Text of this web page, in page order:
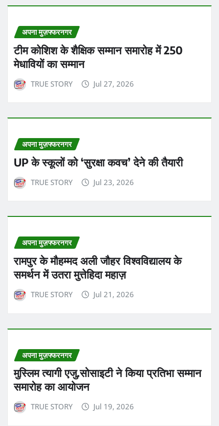
अपना मुज़फ्फरनगर
टीम कोशिश के शैक्षिक सम्मान समारोह में 250
मेधावियों का सम्मान
TRUE STORY Jul 27, 2026
अपना मुज़फ्फरनगर
UP के स्कूलों को ‘सुरक्षा कवच’ देने की तैयारी
TRUE STORY Jul 23, 2026
अपना मुज़फ्फरनगर
रामपुर के मौहम्मद अली जौहर विश्वविद्यालय के
समर्थन में उतरा मुत्तेहिदा महाज़
TRUE STORY Jul 21, 2026
अपना मुज़फ्फरनगर
मुस्लिम त्यागी एजु.सोसाइटी ने किया प्रतिभा सम्मान
समारोह का आयोजन
TRUE STORY Jul 19, 2026